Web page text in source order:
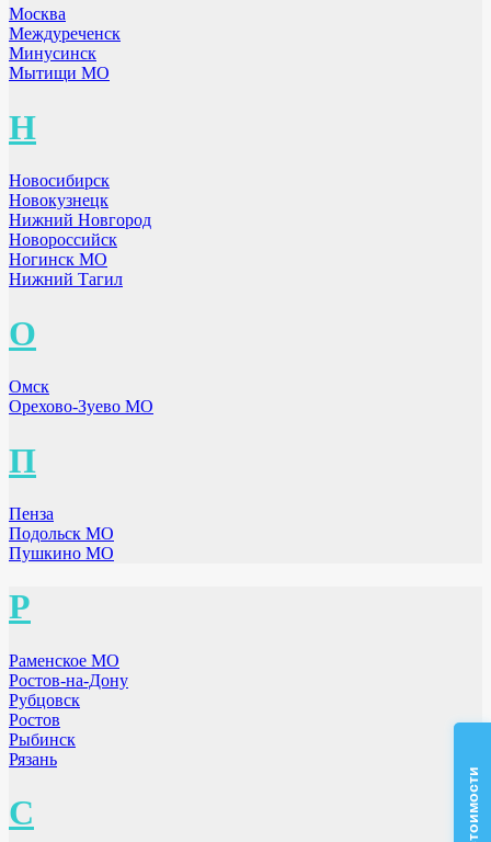
Москва
Междуреченск
Минусинск
Мытищи МО
Н
Новосибирск
Новокузнецк
Нижний Новгород
Новороссийск
Ногинск МО
Нижний Тагил
О
Омск
Орехово-Зуево МО
П
Пенза
Подольск МО
Пушкино МО
Р
Раменское МО
Ростов-на-Дону
Рубцовск
Ростов
Рыбинск
Рязань
С